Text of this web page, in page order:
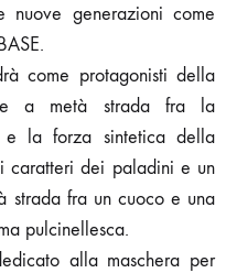
generazioni come
come protagonisti della
a metà strada fra la
e la forza sintetica della
caratteri dei paladini e un
strada fra un cuoco e una
pulcinellesca.
alla maschera per